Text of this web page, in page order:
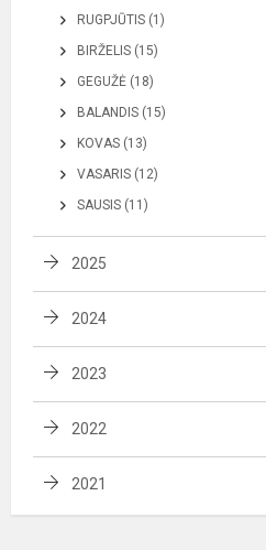
RUGPJŪTIS (1)
BIRŽELIS (15)
GEGUŽĖ (18)
BALANDIS (15)
KOVAS (13)
VASARIS (12)
SAUSIS (11)
2025
2024
2023
2022
2021